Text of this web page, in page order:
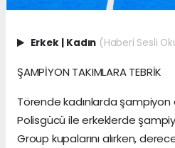
Erkek | Kadın (Haberi Sesli
ŞAMPİYON TAKIMLARA TEBRİK
Törende kadınlarda
Polisgücü ile erkeklerde
Group kupalarını alırken,